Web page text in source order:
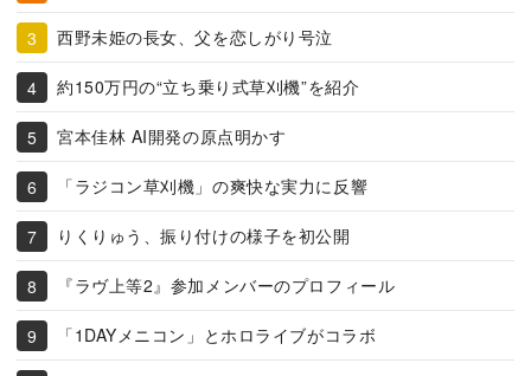
西野未姫の長女、父を恋しがり号泣
約150万円の“立ち乗り式草刈機”を紹介
宮本佳林 AI開発の原点明かす
「ラジコン草刈機」の爽快な実力に反響
りくりゅう、振り付けの様子を初公開
『ラヴ上等2』参加メンバーのプロフィール
「1DAYメニコン」とホロライブがコラボ